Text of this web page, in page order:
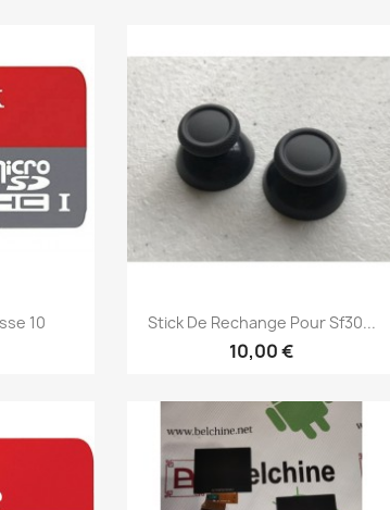
10 Aperçu rapide
Stick De Rechange Pour Sf30...
10,00 €